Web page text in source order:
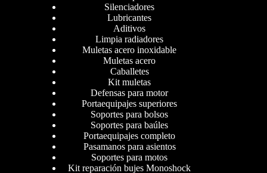
Silenciadores
Lubricantes
Aditivos
Limpia radiadores
Muletas acero inoxidable
Muletas acero
Caballetes
Kit muletas
Defensas para motor
Portaequipajes superiores
Soportes para bolsos
Soportes para baúles
Portaequipajes completo
Pasamanos para asientos
Soportes para motos
Kit reparación bujes Monoshock